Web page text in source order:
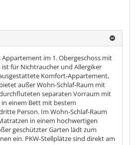
im 1. Obergeschoss mit
ist für Nichtraucher und Allergiker
Komfort-Appartement,
außer Wohn-Schlaf-Raum mit
separaten Vorraum mit
einem Bett mit bestem
Person. Im Wohn-Schlaf-Raum
in einem hochwertigen
geschützter Garten lädt zum
ein. PKW-Stellplätze sind direkt am